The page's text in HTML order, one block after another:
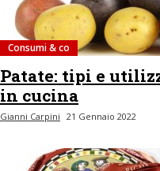
Consumi & co
Patate: tipi e
in cucina
Gianni Carpini 21 Gennaio 2022